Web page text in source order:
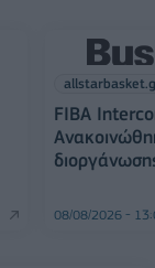
FIBA
08/08/2026 -